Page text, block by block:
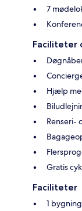
7
Faciliteter
Hjælp
Renseri-
Gratis
Faciliteter
1